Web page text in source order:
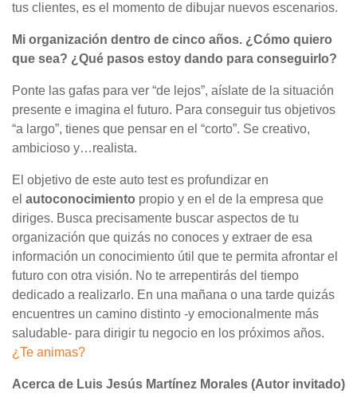
tus clientes, es el momento de dibujar nuevos escenarios.
Mi organización dentro de cinco años. ¿Cómo quiero
que sea? ¿Qué pasos estoy dando para conseguirlo?
Ponte las gafas para ver “de lejos”, aíslate de la situación
presente e imagina el futuro. Para conseguir tus objetivos
“a largo”, tienes que pensar en el “corto”. Se creativo,
ambicioso y…realista.
El objetivo de este auto test es profundizar en
el autoconocimiento propio y en el de la empresa que
diriges. Busca precisamente buscar aspectos de tu
organización que quizás no conoces y extraer de esa
información un conocimiento útil que te permita afrontar el
futuro con otra visión. No te arrepentirás del tiempo
dedicado a realizarlo. En una mañana o una tarde quizás
encuentres un camino distinto -y emocionalmente más
saludable- para dirigir tu negocio en los próximos años.
¿Te animas?
Acerca de Luis Jesús Martínez Morales (Autor invitado)